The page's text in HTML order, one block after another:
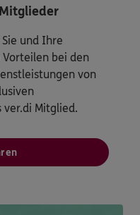
und Ihre
bei den
von
ver.di Mitglied.